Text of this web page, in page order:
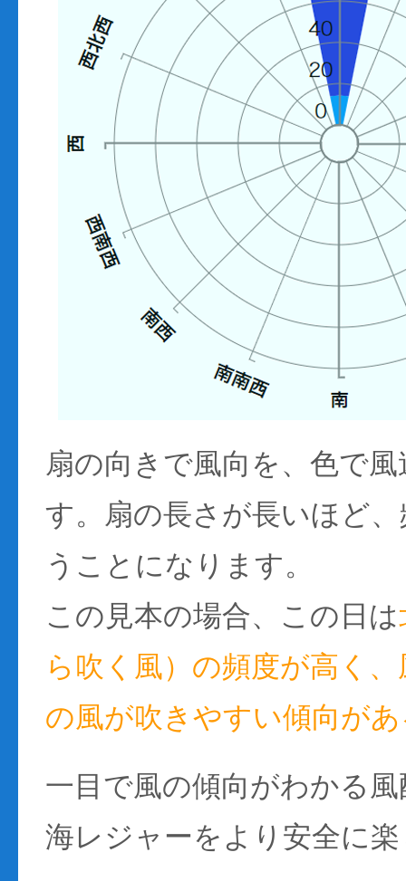
扇の向きで風向を、色で
す。扇の長さが長いほど
うことになります。
この見本の場合、この日は
ら吹く風）の頻度が高く
の風が吹きやすい傾向が
一目で風の傾向がわかる
海レジャーをより安全に